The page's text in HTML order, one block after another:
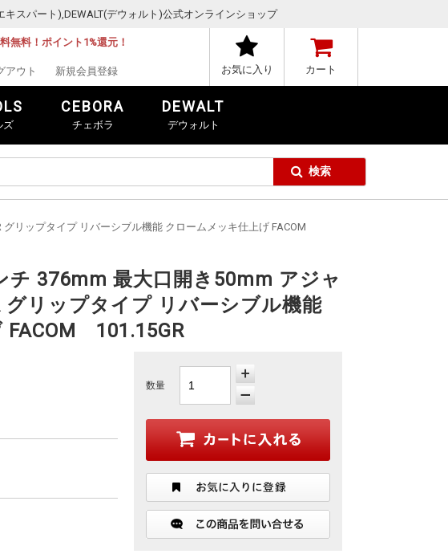
キスパート),DEWALT(デウォルト)公式オンラインショップ
無料！ポイント1%還元！
アウト 新規会員登録 お気に入り カート
ズ
CEBORA
チェボラ
DEWALT
デウォルト
リップタイプ リバーシブル機能 クロームメッキ仕上げ FACOM
チ 376mm 最大口開き50mm アジャ
グリップタイプ リバーシブル機能
FACOM 101.15GR
数量